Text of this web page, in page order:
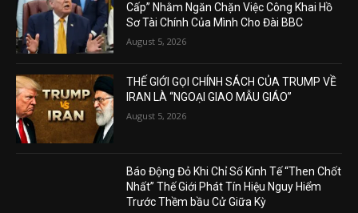
Cấp” Nhằm Ngăn Chặn Việc Công Khai Hồ
Sơ Tài Chính Của Mình Cho Đài BBC
August 5, 2026
THẾ GIỚI GỌI CHÍNH SÁCH CỦA TRUMP VỀ
IRAN LÀ “NGOẠI GIAO MẪU GIÁO”
August 5, 2026
Báo Động Đỏ Khi Chỉ Số Kinh Tế “Then Chốt
Nhất” Thế Giới Phát Tín Hiệu Nguy Hiểm
Trước Thềm bầu Cử Giữa Kỳ